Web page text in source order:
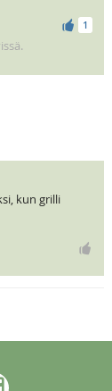
1
kun grilli